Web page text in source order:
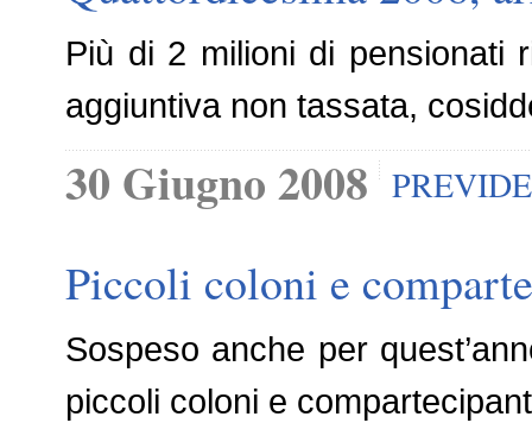
Più di 2 milioni di pensionati
aggiuntiva non tassata,
30 Giugno 2008
Piccoli coloni e
Sospeso anche per
piccoli coloni e